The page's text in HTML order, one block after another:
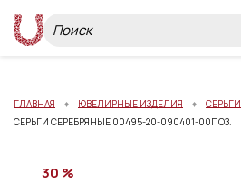
ГЛАВНАЯ ЮВЕЛИРНЫЕ ИЗДЕЛИЯ
СЕРЬГИ
СЕРЬГИ СЕРЕБРЯНЫЕ 00495-20-090401-00ПОЗ.
30 %